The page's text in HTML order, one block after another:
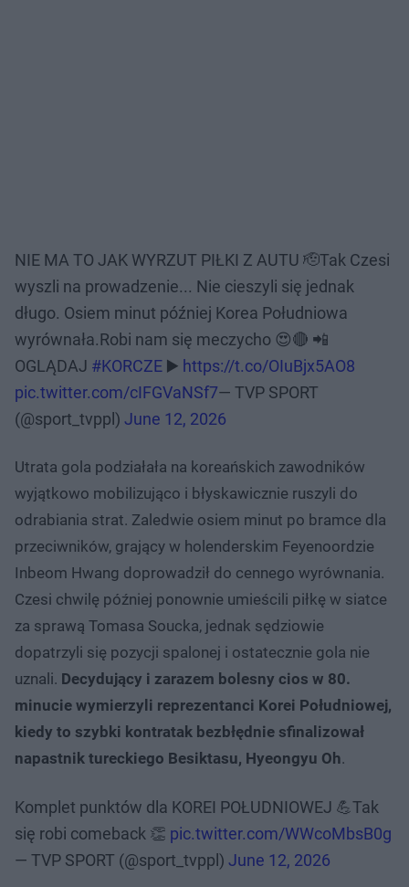
NIE MA TO JAK WYRZUT PIŁKI Z AUTU 🫡Tak Czesi
wyszli na prowadzenie... Nie cieszyli się jednak
długo. Osiem minut później Korea Południowa
wyrównała.Robi nam się meczycho 😍🔴 📲
OGLĄDAJ #KORCZE ▶️ https://t.co/OIuBjx5AO8
pic.twitter.com/cIFGVaNSf7— TVP SPORT
(@sport_tvppl) June 12, 2026
Utrata gola podziałała na koreańskich zawodników
wyjątkowo mobilizująco i błyskawicznie ruszyli do
odrabiania strat. Zaledwie osiem minut po bramce dla
przeciwników, grający w holenderskim Feyenoordzie
Inbeom Hwang doprowadził do cennego wyrównania.
Czesi chwilę później ponownie umieścili piłkę w siatce
za sprawą Tomasa Soucka, jednak sędziowie
dopatrzyli się pozycji spalonej i ostatecznie gola nie
uznali. Decydujący i zarazem bolesny cios w 80.
minucie wymierzyli reprezentanci Korei Południowej,
kiedy to szybki kontratak bezbłędnie sfinalizował
napastnik tureckiego Besiktasu, Hyeongyu Oh.
Komplet punktów dla KOREI POŁUDNIOWEJ 💪Tak
się robi comeback 👏 pic.twitter.com/WWcoMbsB0g
— TVP SPORT (@sport_tvppl) June 12, 2026